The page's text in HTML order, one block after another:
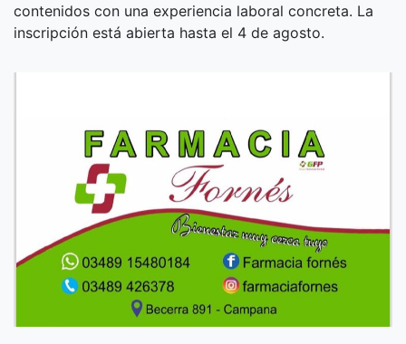
contenidos con una experiencia laboral concreta. La
inscripción está abierta hasta el 4 de agosto.